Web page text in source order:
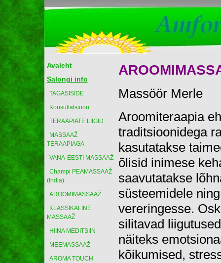
Avaleht
Salongi info
TAGASISIDE
Konsultatsioon
TERAAPIATE LIIGID
MASSAAŽ
TERAAPIAGA
VANA-EESTI MASSAAŽ
Champi PEAMASSAAŽ
(India)
AROOMIMASSAAŽ
KLASSIKALINE
MASSAAŽ
HIINA MEDITSIIN
MEEMASSAAŽ
AROMA TOUCH
Massöör Merle
Aroomiteraapia
traditsioonidega
kasutatakse
õlisid inimese
saavutatakse
süsteemidele
vereringesse.
silitavad
näiteks
kõikumised,